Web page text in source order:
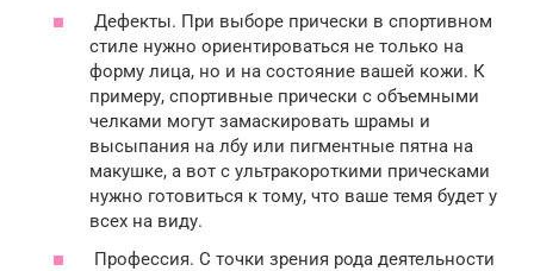
Дефекты. При выборе прически в спортивном
стиле нужно ориентироваться не только на
форму лица, но и на состояние вашей кожи. К
примеру, спортивные прически с объемными
челками могут замаскировать шрамы и
высыпания на лбу или пигментные пятна на
макушке, а вот с ультракороткими прическами
нужно готовиться к тому, что ваше темя будет у
всех на виду.
Профессия. С точки зрения рода деятельности